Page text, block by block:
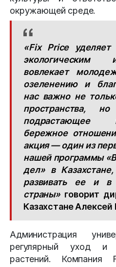
окружающей среде.
«Fix Price уделяет
экологическим
вовлекает
озеленению и
нас важно не
пространства,
подрастающее
бережное
акция — один из
нашей программы
дел» в
развивать ее и в
страны» говорит
Казахстане Алексей
Администрация
регулярный уход и
растений. Компания